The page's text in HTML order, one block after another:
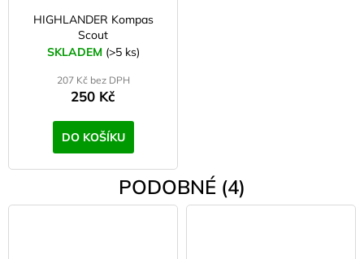
HIGHLANDER Kompas
Scout
SKLADEM (>5 ks)
207 Kč bez DPH
250 Kč
DO KOŠÍKU
PODOBNÉ (4)